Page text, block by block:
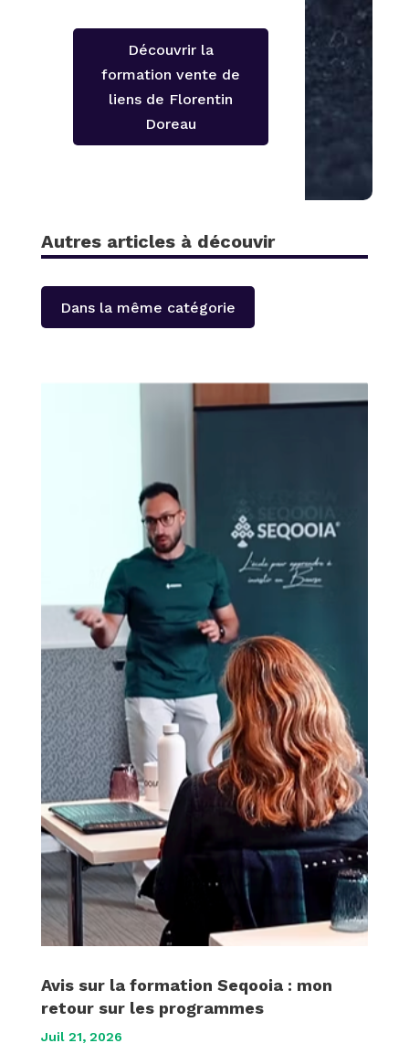
Découvrir la
formation vente de
liens de Florentin
Doreau
Autres articles à découvir
Dans la même catégorie
Avis sur la formation Seqooia : mon
retour sur les programmes
Juil 21, 2026